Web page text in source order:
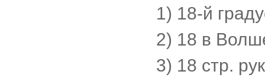
1) 18-й
2) 18 в
3) 18 стр.